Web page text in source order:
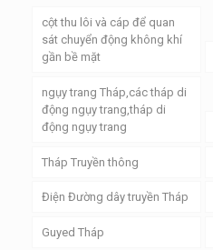
cột thu lôi và cáp để quan
sát chuyển động không khí
gần bề mặt
ngụy trang Tháp,các tháp di
động ngụy trang,tháp di
động ngụy trang
Tháp Truyền thông
Điện Đường dây truyền Tháp
Guyed Tháp